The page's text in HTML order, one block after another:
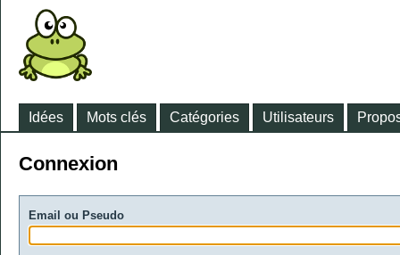
Idées Mots clés Catégories Utilisateurs
Connexion
Email ou Pseudo